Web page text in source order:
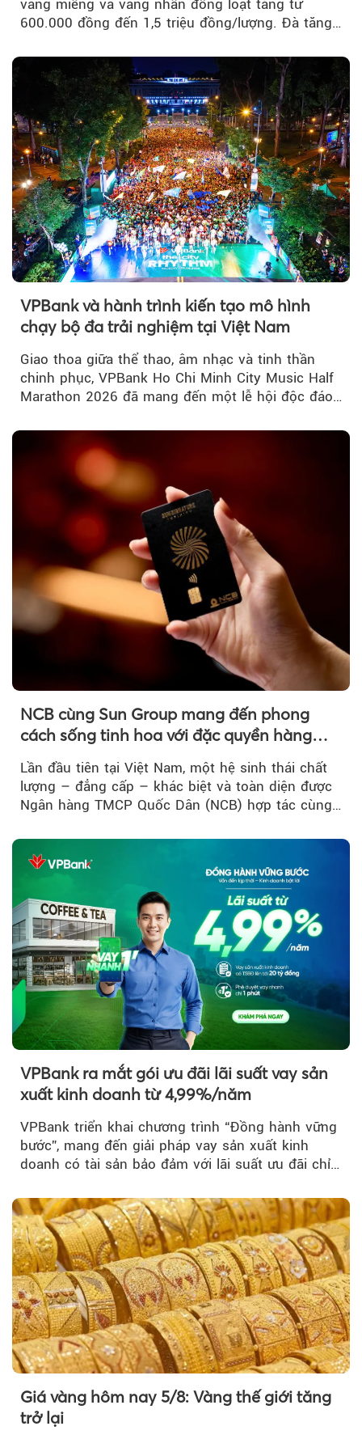
vàng miếng và vàng nhẫn đồng loạt tăng từ
600.000 đồng đến 1,5 triệu đồng/lượng. Đà tăng
vàng thế giới bứt phá lên mức cao nhất trong
một tháng.
VPBank và hành trình kiến tạo mô hình
chạy bộ đa trải nghiệm tại Việt Nam
Giao thoa giữa thể thao, âm nhạc và tinh thần
chinh phục, VPBank Ho Chi Minh City Music Half
Marathon 2026 đã mang đến một lễ hội độc đáo
NCB cùng Sun Group mang đến phong
cách sống tinh hoa với đặc quyền hàng
Lần đầu tiên tại Việt Nam, một hệ sinh thái chất
lượng – đẳng cấp – khác biệt và toàn diện được
Ngân hàng TMCP Quốc Dân (NCB) hợp tác cùng
VPBank ra mắt gói ưu đãi lãi suất vay sản
xuất kinh doanh từ 4,99%/năm
VPBank triển khai chương trình “Đồng hành vững
bước”, mang đến giải pháp vay sản xuất kinh
doanh có tài sản bảo đảm với lãi suất ưu đãi chỉ
Giá vàng hôm nay 5/8: Vàng thế giới tăng
trở lại